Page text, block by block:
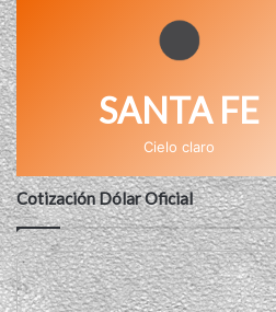
SANTA FE
Cielo claro
Cotización Dólar Oficial